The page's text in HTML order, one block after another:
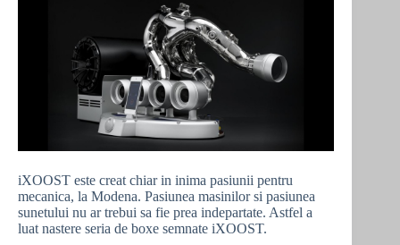
iXOOST este creat chiar in inima pasiunii pentru
mecanica, la Modena. Pasiunea masinilor si pasiunea
sunetului nu ar trebui sa fie prea indepartate. Astfel a
luat nastere seria de boxe semnate iXOOST.